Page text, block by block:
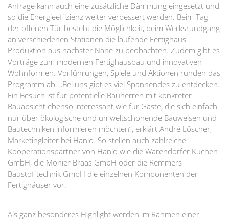
Anfrage kann auch eine zusätzliche Dämmung eingesetzt und
so die Energieeffizienz weiter verbessert werden. Beim Tag
der offenen Tür besteht die Möglichkeit, beim Werksrundgang
an verschiedenen Stationen die laufende Fertighaus-
Produktion aus nächster Nähe zu beobachten. Zudem gibt es
Vorträge zum modernen Fertighausbau und innovativen
Wohnformen. Vorführungen, Spiele und Aktionen runden das
Programm ab. „Bei uns gibt es viel Spannendes zu entdecken.
Ein Besuch ist für potentielle Bauherren mit konkreter
Bauabsicht ebenso interessant wie für Gäste, die sich einfach
nur über ökologische und umweltschonende Bauweisen und
Bautechniken informieren möchten“, erklärt André Löscher,
Marketingleiter bei Hanlo. So stellen auch zahlreiche
Kooperationspartner von Hanlo wie die Warendorfer Küchen
GmbH, die Monier Braas GmbH oder die Remmers
Baustofftechnik GmbH die einzelnen Komponenten der
Fertighäuser vor.
Als ganz besonderes Highlight werden im Rahmen einer